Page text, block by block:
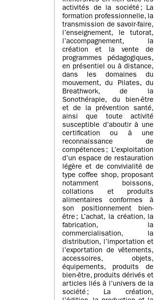
activités de la société ; La
formation professionnelle, la
transmission de savoir-faire,
l’enseignement, le tutorat,
l’accompagnement, la
création et la vente de
programmes pédagogiques,
en présentiel ou à distance,
dans les domaines du
mouvement, du Pilates, du
Breathwork, de la
Sonothérapie, du bien-être
et de la prévention santé,
ainsi que toute activité
susceptible d’aboutir à une
certification ou à une
reconnaissance de
compétences ; L’exploitation
d’un espace de restauration
légère et de convivialité de
type coffee shop, proposant
notamment boissons,
collations et produits
alimentaires conformes à
son positionnement bien-
être ; L’achat, la création, la
fabrication, la
commercialisation, la
distribution, l’importation et
l’exportation de vêtements,
accessoires, objets,
équipements, produits de
bien-être, produits dérivés et
articles liés à l’univers de la
société ; La création,